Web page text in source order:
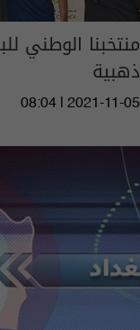
منتخبنا الوطني
ذهبية
08:04 | 2021-11-05